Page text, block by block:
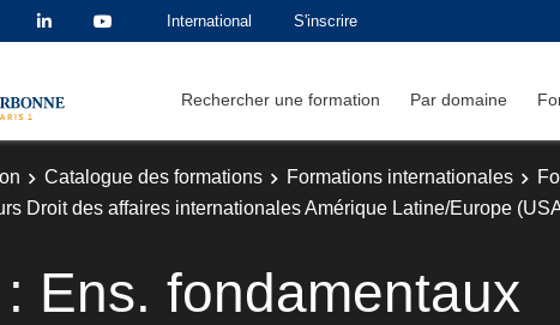
International S'inscrire
Rechercher une formation Par domaine
Catalogue des formations Formations internationales
Droit des affaires internationales Amérique Latine/Europe
Ens. fondamentaux